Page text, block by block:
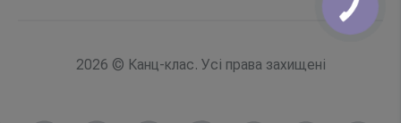
2026 © Канц-клас. Усі права захищені
КНОПКА
ЗВ'ЯЗКУ